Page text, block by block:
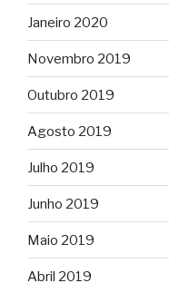
Janeiro 2020
Novembro 2019
Outubro 2019
Agosto 2019
Julho 2019
Junho 2019
Maio 2019
Abril 2019